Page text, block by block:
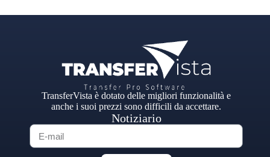
TransferVista è dotato delle migliori funzionalità e
anche i suoi prezzi sono difficili da accettare.
Notiziario